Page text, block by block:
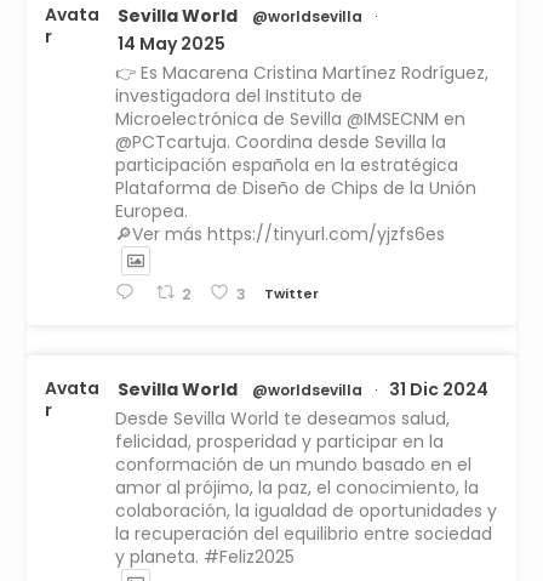
Avata
r
Sevilla World @worldsevilla ·
14 May 2025
👉 Es Macarena Cristina Martínez Rodríguez,
investigadora del Instituto de
Microelectrónica de Sevilla @IMSECNM en
@PCTcartuja. Coordina desde Sevilla la
participación española en la estratégica
Plataforma de Diseño de Chips de la Unión
Europea.
🔎Ver más https://tinyurl.com/yjzfs6es
2 3 Twitter
Avata
r
Sevilla World @worldsevilla ·
31 Dic 2024
Desde Sevilla World te deseamos salud,
felicidad, prosperidad y participar en la
conformación de un mundo basado en el
amor al prójimo, la paz, el conocimiento, la
colaboración, la igualdad de oportunidades y
la recuperación del equilibrio entre sociedad
y planeta. #Feliz2025